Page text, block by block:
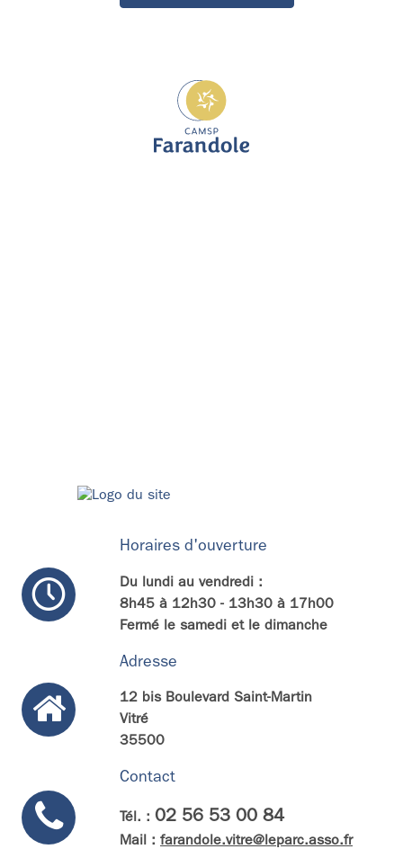
Horaires d'ouverture
Du lundi au vendredi :
8h45 à 12h30 - 13h30 à 17h00
Fermé le samedi et le dimanche
Adresse
12 bis Boulevard Saint-Martin
Vitré
35500
Contact
Tél. : 02 56 53 00 84
Mail : farandole.vitre@leparc.asso.fr